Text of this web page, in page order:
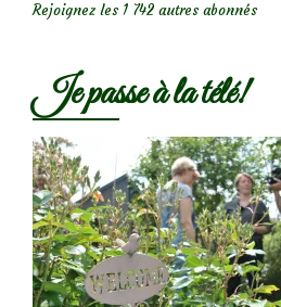
Rejoignez les 1 742 autres abonnés
Je passe à la télé!